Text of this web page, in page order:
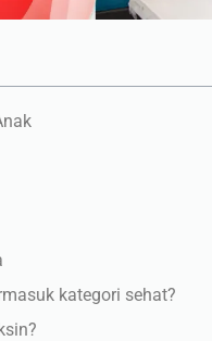
kategori sehat?